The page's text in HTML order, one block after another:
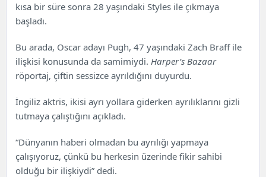
kısa bir süre sonra 28 yaşındaki Styles ile çıkmaya
başladı.
Bu arada, Oscar adayı Pugh, 47 yaşındaki Zach Braff ile
ilişkisi konusunda da samimiydi. Harper’s Bazaar
röportaj, çiftin sessizce ayrıldığını duyurdu.
İngiliz aktris, ikisi ayrı yollara giderken ayrılıklarını gizli
tutmaya çalıştığını açıkladı.
“Dünyanın haberi olmadan bu ayrılığı yapmaya
çalışıyoruz, çünkü bu herkesin üzerinde fikir sahibi
olduğu bir ilişkiydi” dedi.